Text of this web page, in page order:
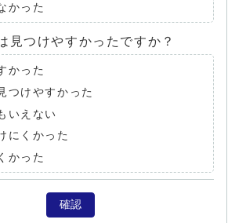
かった
見つけやすかったですか？
かった
つけやすかった
いえない
にくかった
かった
確認